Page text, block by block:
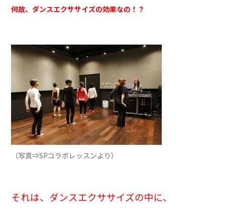
何故、ダンスエクササイズの効果なの！？
（写真⇒SPコラボレッスンより）
それは、ダンスエクササイズの中に、